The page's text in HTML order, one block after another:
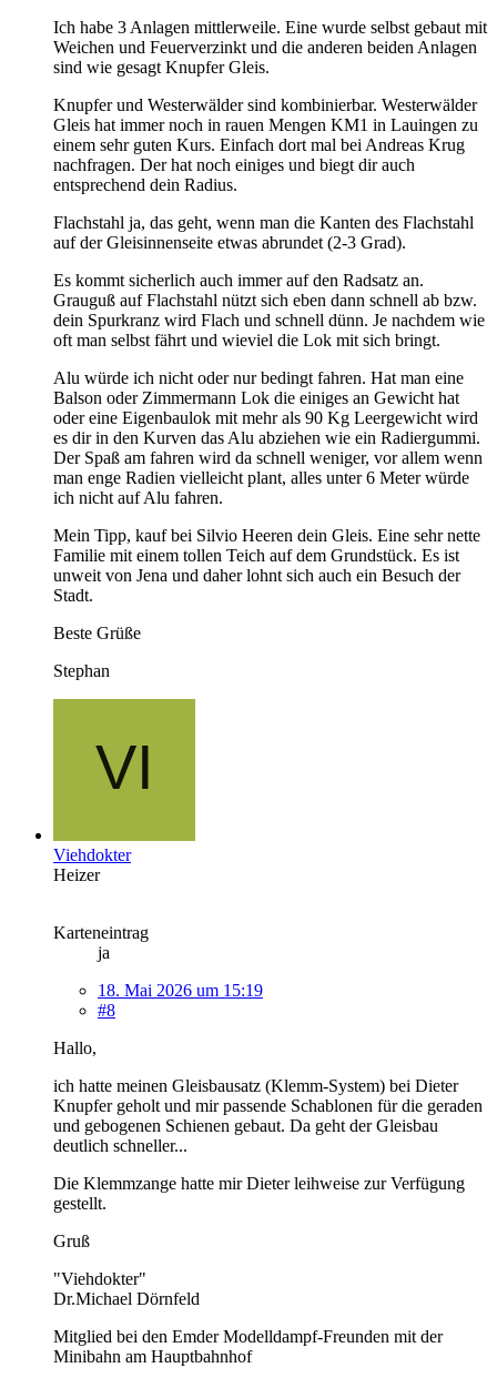
Ich habe 3 Anlagen mittlerweile. Eine wurde selbst gebaut mit
Weichen und Feuerverzinkt und die anderen beiden Anlagen
sind wie gesagt Knupfer Gleis.
Knupfer und Westerwälder sind kombinierbar. Westerwälder
Gleis hat immer noch in rauen Mengen KM1 in Lauingen zu
einem sehr guten Kurs. Einfach dort mal bei Andreas Krug
nachfragen. Der hat noch einiges und biegt dir auch
entsprechend dein Radius.
Flachstahl ja, das geht, wenn man die Kanten des Flachstahl
auf der Gleisinnenseite etwas abrundet (2-3 Grad).
Es kommt sicherlich auch immer auf den Radsatz an.
Grauguß auf Flachstahl nützt sich eben dann schnell ab bzw.
dein Spurkranz wird Flach und schnell dünn. Je nachdem wie
oft man selbst fährt und wieviel die Lok mit sich bringt.
Alu würde ich nicht oder nur bedingt fahren. Hat man eine
Balson oder Zimmermann Lok die einiges an Gewicht hat
oder eine Eigenbaulok mit mehr als 90 Kg Leergewicht wird
es dir in den Kurven das Alu abziehen wie ein Radiergummi.
Der Spaß am fahren wird da schnell weniger, vor allem wenn
man enge Radien vielleicht plant, alles unter 6 Meter würde
ich nicht auf Alu fahren.
Mein Tipp, kauf bei Silvio Heeren dein Gleis. Eine sehr nette
Familie mit einem tollen Teich auf dem Grundstück. Es ist
unweit von Jena und daher lohnt sich auch ein Besuch der
Stadt.
Beste Grüße
Stephan
Viehdokter
Heizer
Karteneintrag
ja
18. Mai 2026 um 15:19
#8
Hallo,
ich hatte meinen Gleisbausatz (Klemm-System) bei Dieter
Knupfer geholt und mir passende Schablonen für die geraden
und gebogenen Schienen gebaut. Da geht der Gleisbau
deutlich schneller...
Die Klemmzange hatte mir Dieter leihweise zur Verfügung
gestellt.
Gruß
"Viehdokter"
Dr.Michael Dörnfeld
Mitglied bei den Emder Modelldampf-Freunden mit der
Minibahn am Hauptbahnhof